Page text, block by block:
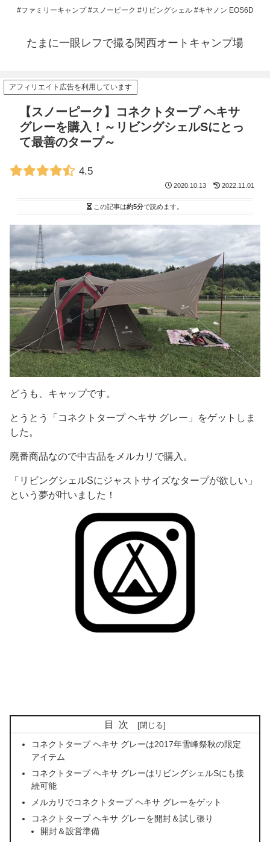
#ファミリーキャンプ #スノーピーク #リビングシェル #キヤノン EOS6D
たまに一眼レフで撮る関西オートキャンプ場
アフィリエイト広告を利用しています
【スノーピーク】コネクトタープ ヘキサ
グレーを購入！～リビングシェルSにとっ
て最善のタープ～
4.5
2020.10.13 2022.11.01
この記事は約5分で読めます。
どうも、キャップです。
とうとう「コネクトタープ ヘキサ グレー」をゲットしま
した。
廃番商品なので中古品をメルカリで購入。
「リビングシェルSにジャストサイズなタープが欲しい」
という夢が叶いました！
目次
コネクトタープ ヘキサ グレーは2017年雪峰祭秋の限定
アイテム
コネクトタープ ヘキサ グレーはリビングシェルSにも接
続可能
メルカリでコネクトタープ ヘキサ グレーをゲット
コネクトタープ ヘキサ グレーを開封＆試し張り
開封＆設営準備